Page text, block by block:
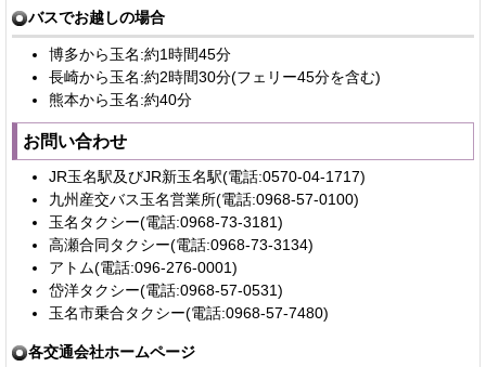
バスでお越しの場合
博多から玉名:約1時間45分
長崎から玉名:約2時間30分(フェリー45分を含む)
熊本から玉名:約40分
お問い合わせ
JR玉名駅及びJR新玉名駅(電話:0570-04-1717)
九州産交バス玉名営業所(電話:0968-57-0100)
玉名タクシー(電話:0968-73-3181)
高瀬合同タクシー(電話:0968-73-3134)
アトム(電話:096-276-0001)
岱洋タクシー(電話:0968-57-0531)
玉名市乗合タクシー(電話:0968-57-7480)
各交通会社ホームページ